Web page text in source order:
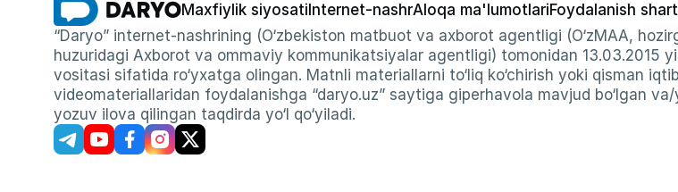
Maxfiylik siyosati Internet-nashrAloqa ma'lumotlariFoydalanish
“Daryo” internet-nashrining (O‘zbekiston matbuot va axborot agentligi (O‘zMAA,
huzuridagi Axborot va ommaviy kommunikatsiyalar agentligi) tomonidan 13.03.2015
vositasi sifatida ro‘yxatga olingan. Matnli materiallarni to‘liq ko‘chirish yoki qisman
videomateriallaridan foydalanishga “daryo.uz” saytiga giperhavola mavjud bo‘lgan
yozuv ilova qilingan taqdirda yo‘l qo‘yiladi.